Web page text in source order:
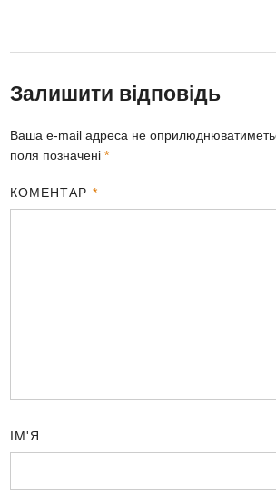
Залишити відповідь
Ваша e-mail адреса не
поля позначені*
КОМЕНТАР *
ІМ'Я